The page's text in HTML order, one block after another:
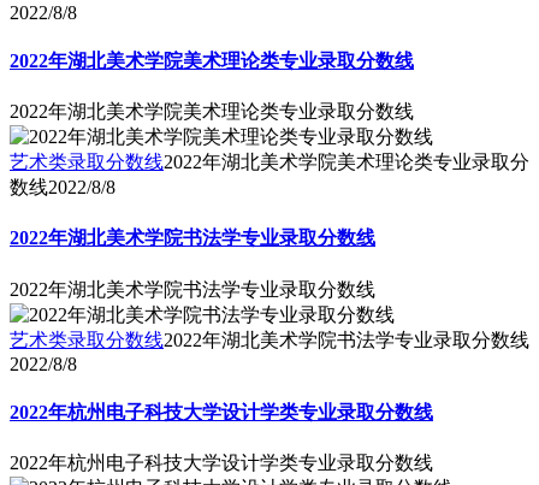
2022/8/8
2022年湖北美术学院美术理论类专业录取分数线
2022年湖北美术学院美术理论类专业录取分数线
艺术类录取分数线2022年湖北美术学院美术理论类专业录取分
数线2022/8/8
2022年湖北美术学院书法学专业录取分数线
2022年湖北美术学院书法学专业录取分数线
艺术类录取分数线2022年湖北美术学院书法学专业录取分数线
2022/8/8
2022年杭州电子科技大学设计学类专业录取分数线
2022年杭州电子科技大学设计学类专业录取分数线